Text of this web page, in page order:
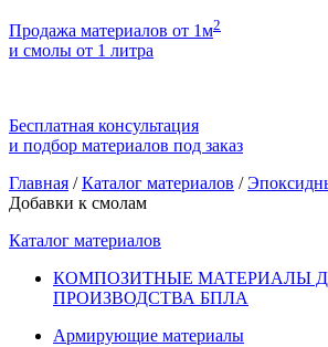
Продажа материалов от 1м2
и смолы от 1 литра
Бесплатная консультация
и подбор материалов под заказ
Главная / Каталог материалов /
Добавки к смолам
Каталог материалов
КОМПОЗИТНЫЕ МАТЕРИАЛЫ
ПРОИЗВОДСТВА БПЛА
Армирующие материалы